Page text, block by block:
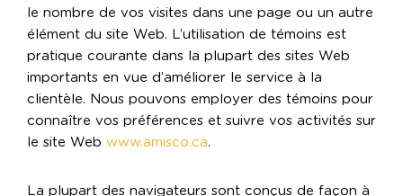
le nombre de vos visites dans une page ou un autre
élément du site Web. L’utilisation de témoins est
pratique courante dans la plupart des sites Web
importants en vue d’améliorer le service à la
clientèle. Nous pouvons employer des témoins pour
connaître vos préférences et suivre vos activités sur
le site Web www.amisco.ca.
La plupart des navigateurs sont conçus de façon à